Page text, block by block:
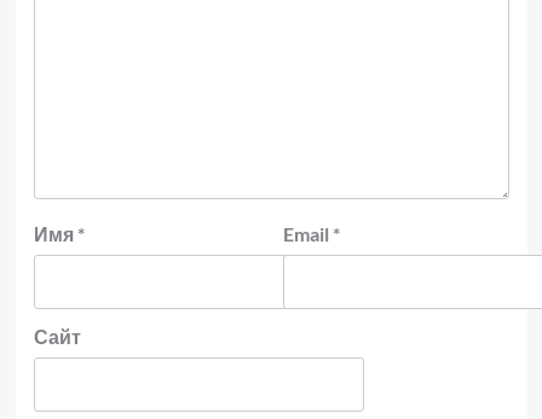
Имя * Email *
Сайт